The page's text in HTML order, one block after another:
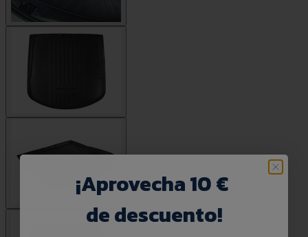
¡Aprovecha 10 €
de descuento!